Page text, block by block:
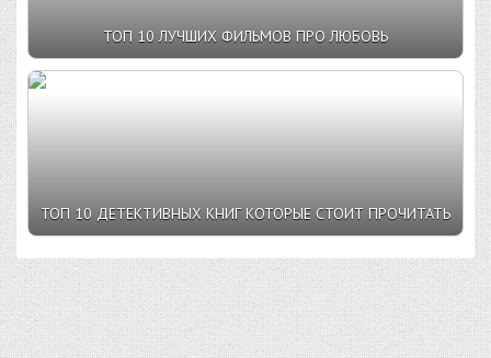
ТОП 10 ЛУЧШИХ ФИЛЬМОВ ПРО ЛЮБОВЬ
ТОП 10 ДЕТЕКТИВНЫХ КНИГ КОТОРЫЕ СТОИТ ПРОЧИТАТЬ